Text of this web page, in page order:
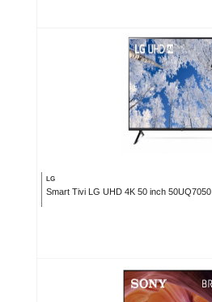
LG
Smart Tivi LG UHD 4K 50 inch 50UQ7050